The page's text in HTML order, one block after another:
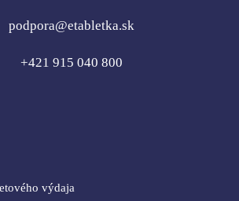
podpora@etabletka.sk
+421 915 040 800
výdaja